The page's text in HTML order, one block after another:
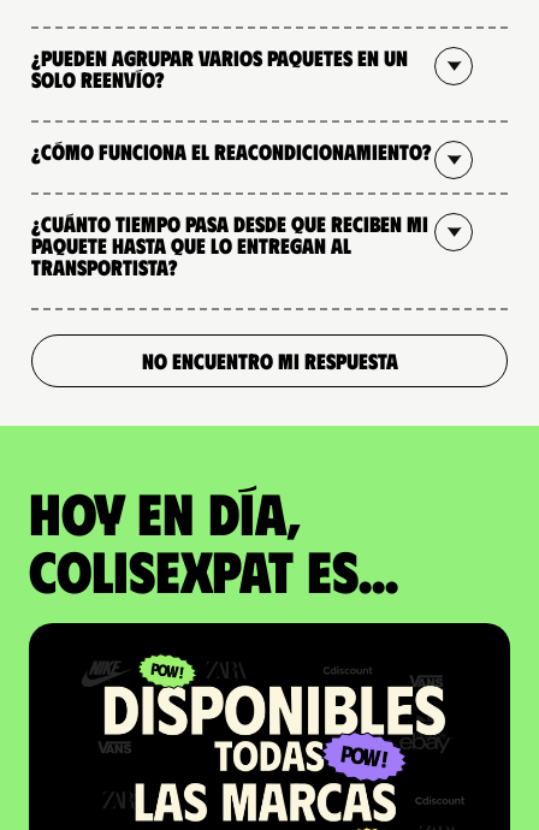
¿Pueden agrupar varios paquetes en un
solo reenvío?
¿Cómo funciona el reacondicionamiento?
¿Cuánto tiempo pasa desde que reciben mi
paquete hasta que lo entregan al
transportista?
NO ENCUENTRO MI RESPUESTA
Hoy en día,
ColisExpat es...